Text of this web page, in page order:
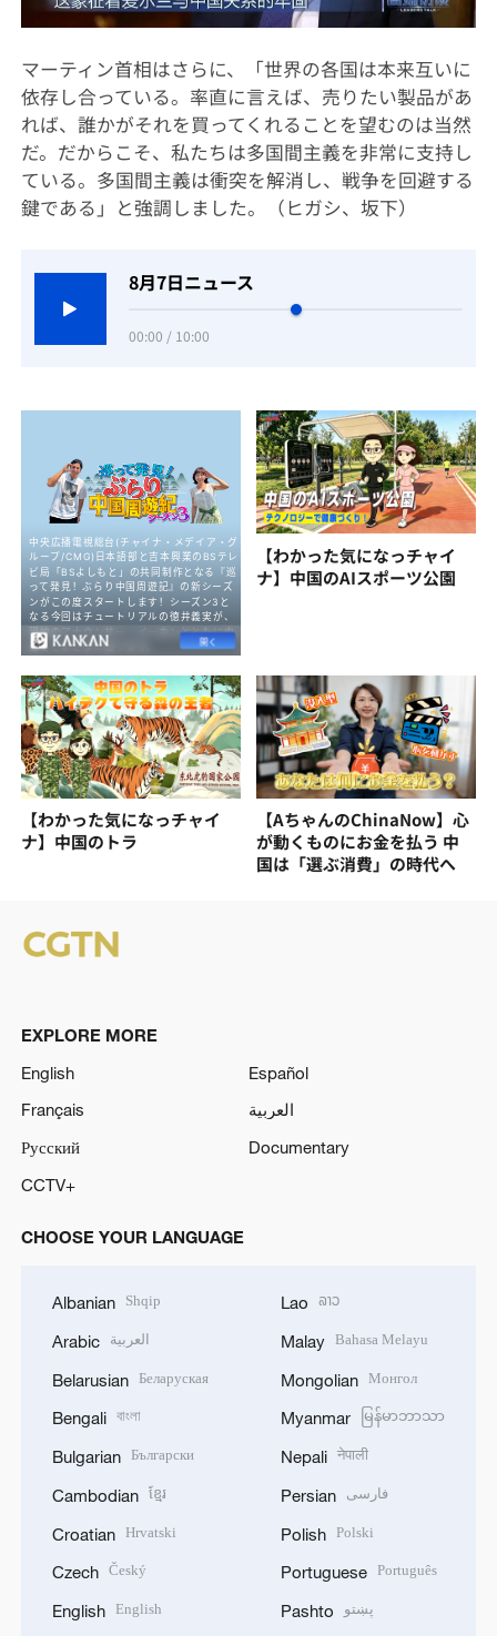
マーティン首相はさらに、「世界の各国は本来互いに
依存し合っている。率直に言えば、売りたい製品があ
れば、誰かがそれを買ってくれることを望むのは当然
だ。だからこそ、私たちは多国間主義を非常に支持し
ている。多国間主義は衝突を解消し、戦争を回避する
鍵である」と強調しました。（ヒガシ、坂下）
8月7日ニュース
00:00 / 10:00
【わかった気になっチャイ
ナ】中国のAIスポーツ公園
【わかった気になっチャイ
ナ】中国のトラ
【AちゃんのChinaNow】心
が動くものにお金を払う 中
国は「選ぶ消費」の時代へ
EXPLORE MORE
English
Español
Français
العربية
Русский
Documentary
CCTV+
CHOOSE YOUR LANGUAGE
Albanian Shqip
Arabic العربية
Belarusian Беларуская
Bengali বাংলা
Bulgarian Български
Cambodian ខ្មែរ
Croatian Hrvatski
Czech Český
English English
Lao ລາວ
Malay Bahasa Melayu
Mongolian Монгол
Myanmar မြန်မာဘာသာ
Nepali नेपाली
Persian فارسی
Polish Polski
Portuguese Português
Pashto پښتو